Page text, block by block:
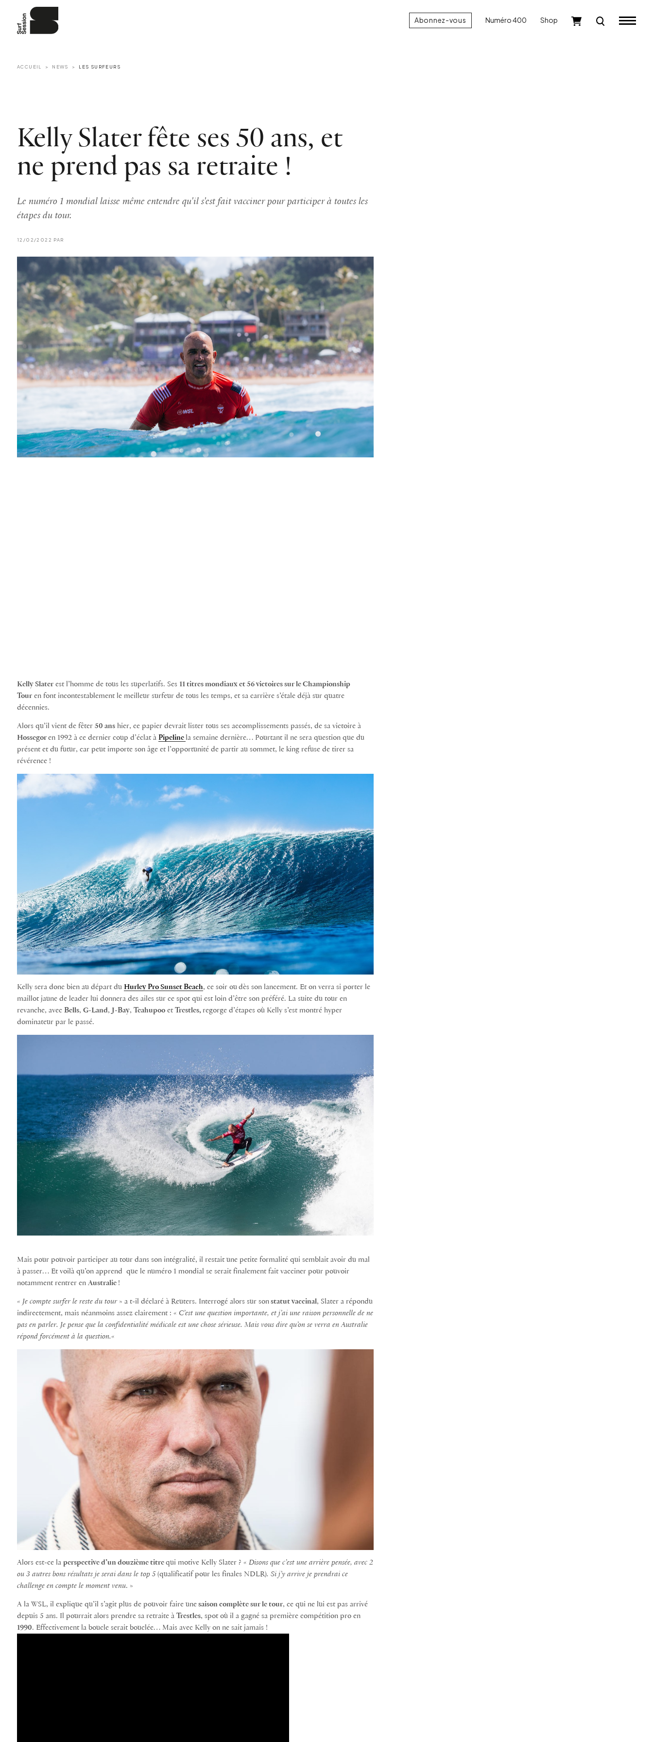
Abonnez-vous Numéro 400 Shop
ACCUEIL NEWS LES SURFEURS
Kelly Slater fête ses 50 ans, et
ne prend pas sa retraite !
Le numéro 1 mondial laisse même entendre qu'il s'est fait vacciner pour participer à toutes les
étapes du tour.
12/02/2022 PAR
Kelly Slater est l’homme de tous les superlatifs. Ses 11 titres mondiaux et 56 victoires sur le Championship
Tour en font incontestablement le meilleur surfeur de tous les temps, et sa carrière s’étale déjà sur quatre
décennies.
Alors qu’il vient de fêter 50 ans hier, ce papier devrait lister tous ses accomplissements passés, de sa victoire à
Hossegoren 1992 à ce dernier coup d’éclat à Pipeline la semaine dernière… Pourtant il ne sera question que du
présent et du futur, car peut importe son âge et l’opportunité de partir au sommet, le king refuse de tirer sa
révérence !
Kelly sera donc bien au départ du Hurley Pro Sunset Beach, ce soir oudès son lancement. Et on verra si porter le
maillot jaune de leader lui donnera des ailes sur ce spot qui est loin d’être son préféré. La suite du tour en
revanche, avec Bells, G-Land, J-Bay, Teahupoo etTrestles,regorge d’étapes où Kelly s’est montré hyper
dominateur par le passé.
Mais pour pouvoir participer au tour dans son intégralité, il restait une petite formalité qui semblait avoir du mal
à passer… Et voilà qu’on apprend que le numéro 1 mondial se serait finalement fait vacciner pour pouvoir
notamment rentrer en Australie !
« Je compte surfer le reste du tour» a t-il déclaré à Reuters. Interrogé alors sur sonstatut vaccinal, Slater a répondu
indirectement, mais néanmoins assez clairement : « C’est une question importante, et j’ai une raison personnelle de ne
pas en parler. Je pense que la confidentialité médicale est une chose sérieuse. Mais vous dire qu’on se verra en Australie
répond forcément à la question.«
Alors est-ce la perspective d’un douzième titrequi motive Kelly Slater ? « Disons que c’est une arrière pensée, avec 2
ou 3 autres bons résultats je serai dans le top 5(qualificatif pour les finales NDLR). Si j’y arrive je prendrai ce
challenge en compte le moment venu. »
A la WSL, il explique qu’il s’agit plus de pouvoir faire unesaison complète sur le tour, ce qui ne lui est pas arrivé
depuis 5 ans. Il pourrait alors prendre sa retraite à Trestles, spot où il a gagné sa première compétition pro en
1990. Effectivement la boucle serait bouclée… Mais avec Kelly on ne sait jamais !